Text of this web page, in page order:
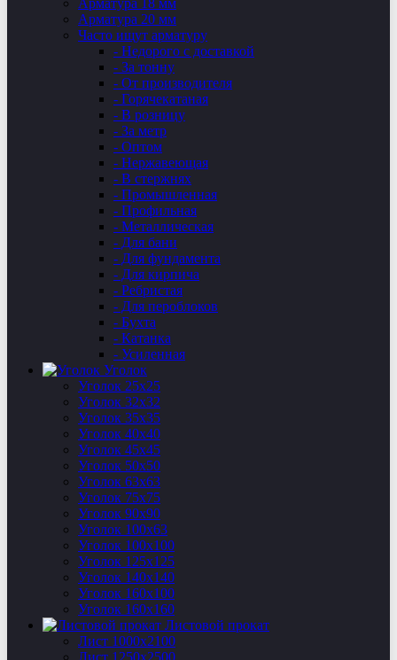
Арматура 18 мм
Арматура 20 мм
Часто ищут арматуру
- Недорого с доставкой
- За тонну
- От производителя
- Горячекатаная
- В розницу
- За метр
- Оптом
- Нержавеющая
- В стержнях
- Промышленная
- Профильная
- Металлическая
- Для бани
- Для фундамента
- Для кирпича
- Ребристая
- Для пероблоков
- Бухта
- Катанка
- Усиленная
Уголок
Уголок 25х25
Уголок 32х32
Уголок 35х35
Уголок 40х40
Уголок 45х45
Уголок 50х50
Уголок 63х63
Уголок 75х75
Уголок 90х90
Уголок 100х63
Уголок 100х100
Уголок 125х125
Уголок 140х140
Уголок 160х100
Уголок 160х160
Листовой прокат
Лист 1000х2100
Лист 1250х2500